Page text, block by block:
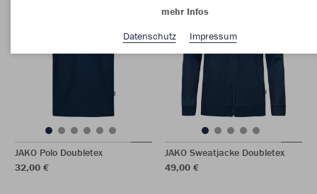
JAKO Polo Doubletex
32,00 €
JAKO Sweatjacke Doubletex
49,00 €
mehr Infos
Datenschutz
Impressum